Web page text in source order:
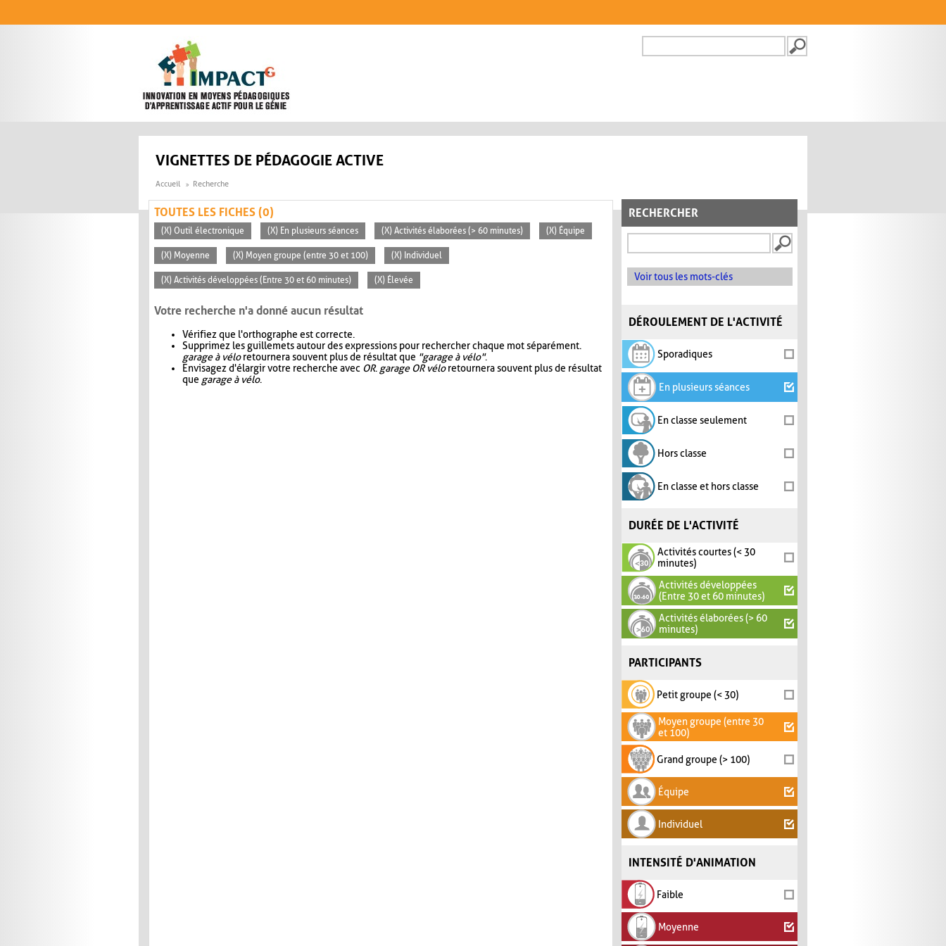
FORMULAIRE DE
VIGNETTES DE PÉDAGOGIE ACTIVE
Accueil Recherche
RECHERCHER
Voir tous les mots-clés
DÉROULEMENT DE L'ACTIVITÉ
Sporadiques
En plusieurs séances
En classe seulement
Hors classe
En classe et hors classe
DURÉE DE L'ACTIVITÉ
Activités courtes (< 30
minutes)
Activités développées
(Entre 30 et 60 minutes)
Activités élaborées (> 60
minutes)
PARTICIPANTS
Petit groupe (< 30)
Moyen groupe (entre 30
et 100)
Grand groupe (> 100)
Équipe
Individuel
INTENSITÉ D'ANIMATION
Faible
Moyenne
TOUTES LES FICHES (0)
(X) Outil électronique (X) En plusieurs séances (X) Activités élaborées (> 60 minutes) (X) Équipe
(X) Moyenne (X) Moyen groupe (entre 30 et 100) (X) Individuel
(X) Activités développées (Entre 30 et 60 minutes) (X) Élevée
Votre recherche n'a donné aucun résultat
Vérifiez que l'orthographe est correcte.
Supprimez les guillemets autour des expressions pour rechercher chaque mot séparément.
garage à véloretournera souvent plus de résultat que "garage à vélo".
Envisagez d'élargir votre recherche avec OR. garage OR véloretournera souvent plus de résultat
que garage à vélo.